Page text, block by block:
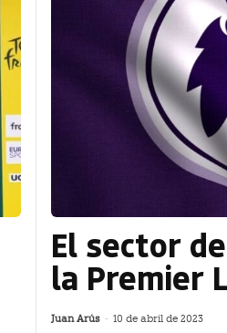
El sector
la Premier
Juan Arús - 10 de abril de 2023